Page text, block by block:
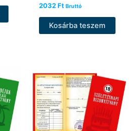
2032Ft Bruttó
Kosárba teszem